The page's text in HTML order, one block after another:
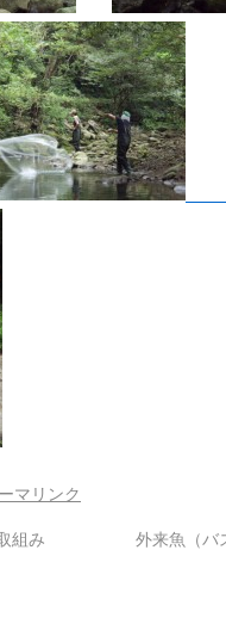
マリンク
組み 外来魚（バ